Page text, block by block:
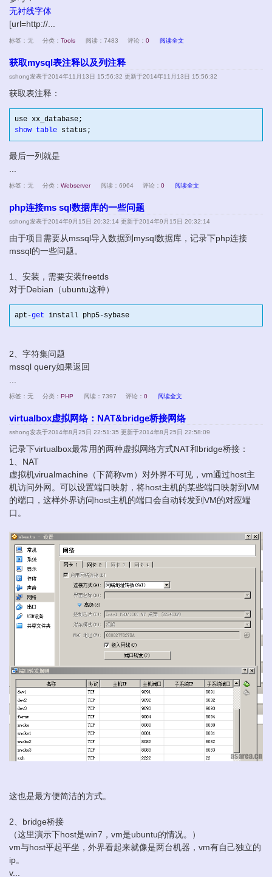
无衬线字体
[url=http://...
标签：无 分类： Tools 阅读：7483 评论： 0 阅读全文
获取mysql表注释以及列注释
sshong发表于2014年11月13日 15:56:32 更新于2014年11月13日 15:56:32
获取表注释：
show table status;
最后一列就是
标签：无 分类： Webserver 阅读：6964 评论： 0 阅读全文
php连接ms sql数据库的一些问题
sshong发表于2014年9月15日 20:32:14 更新于2014年9月15日 20:32:14
由于项目需要从mssql导入数据到mysql数据库，记录下php连接
mssql的一些问题。
1、安装，需要安装freetds
对于Debian（ubuntu这种）
apt-get
2、字符集问题
mssql query如果返回
标签：无 分类： PHP 阅读：7397 评论： 0 阅读全文
virtualbox虚拟网络：NAT&bridge桥接网络
sshong发表于2014年8月25日 22:51:35 更新于2014年8月25日 22:58:09
记录下virtualbox最常用的两种虚拟网络方式NAT和bridge桥接：
1、NAT
虚拟机virualmachine（下简称vm）对外界不可见，vm通过host主
机访问外网。可以设置端口映射，将host主机的某些端口映射到VM
的端口，这样外界访问host主机的端口会自动转发到VM的对应端
口。
这也是最方便简洁的方式。
2、bridge桥接
（这里演示下host是win7，vm是ubuntu的情况。）
vm与host平起平坐，外界看起来就像是两台机器，vm有自己独立的
ip。
v...